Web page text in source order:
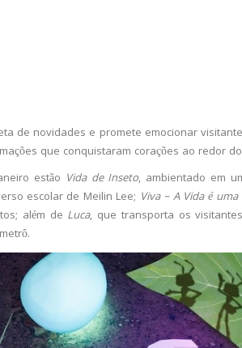
de novidades e promete emocionar
que conquistaram corações ao redor
estão Vida de Inseto, ambientado em
escolar de Meilin Lee; Viva – A Vida é uma
além de Luca, que transporta os